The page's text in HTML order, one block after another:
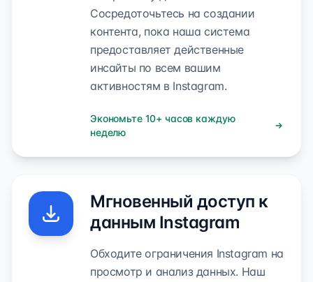
Сосредоточьтесь на создании
контента, пока наша система
предоставляет действенные
инсайты по всем вашим
активностям в Instagram.
Экономьте 10+ часов каждую
неделю
Мгновенный доступ к
данным Instagram
Обходите ограничения Instagram на
просмотр и анализ данных. Наш